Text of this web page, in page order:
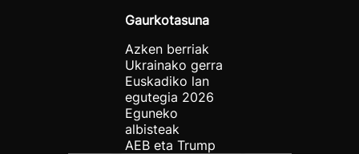
Gaurkotasuna
Azken berriak
Ukrainako gerra
Euskadiko lan
egutegia 2026
Eguneko
albisteak
AEB eta Trump